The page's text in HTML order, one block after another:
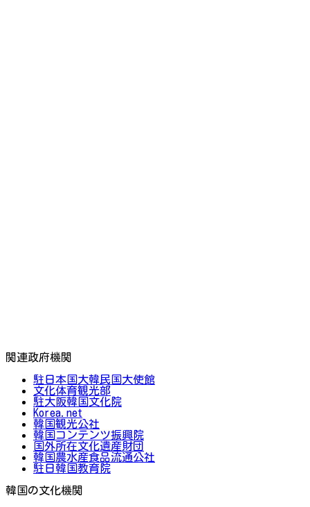
関連政府機関
駐日本国大韓民国大使館
文化体育観光部
駐大阪韓国文化院
Korea.net
韓国観光公社
韓国コンテンツ振興院
国外所在文化遺産財団
韓国農水産食品流通公社
駐日韓国教育院
韓国の文化機関